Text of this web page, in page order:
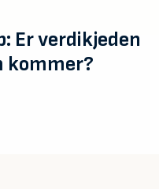
Er verdikjeden
kommer?